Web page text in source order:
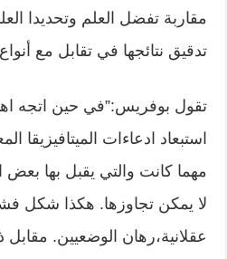
مقاربة تفضل العلم وتحديدا
تدقيق نتائجها في تقابل مع
تقول بوفريس:”في حين اتجه
استبعاد ادعاءات الميتافيزيقا
مهما كانت والتي يقبل بها بعض
لا يمكن تجاوزها. هكذا شكل
عقلانية،رهان الوضعيين.